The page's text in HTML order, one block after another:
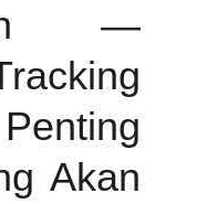
—
Akan